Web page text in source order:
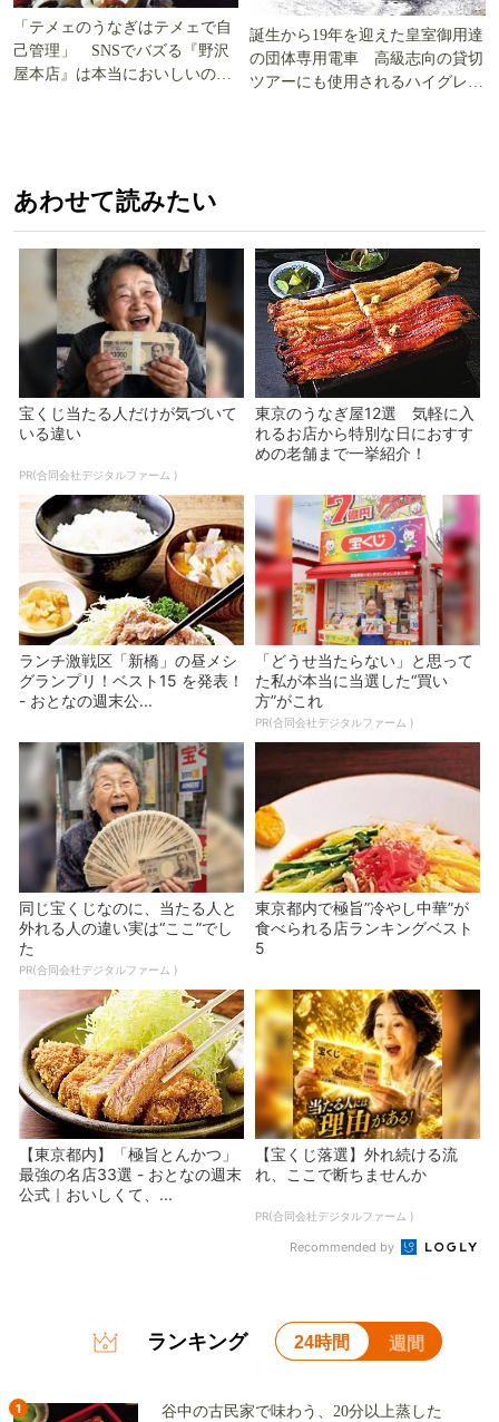
「テメェのうなぎはテメェで自
己管理」 SNSでバズる『野沢
屋本店』は本当においしいの
誕生から19年を迎えた皇室御用達
の団体専用電車 高級志向の貸切
ツアーにも使用されるハイグレー
あわせて読みたい
宝くじ当たる人だけが気づいて
いる違い
PR(合同会社デジタルファーム )
東京のうなぎ屋12選 気軽に入
れるお店から特別な日におすす
めの老舗まで一挙紹介！
ランチ激戦区「新橋」の昼メシ
グランプリ！ベスト15 を発表！
- おとなの週末公...
「どうせ当たらない」と思って
た私が本当に当選した“買い
方”がこれ
PR(合同会社デジタルファーム )
同じ宝くじなのに、当たる人と
外れる人の違い実は“ここ”でし
た
PR(合同会社デジタルファーム )
東京都内で極旨”冷やし中華”が
食べられる店ランキングベスト
5
【東京都内】「極旨とんかつ」
最強の名店33選 - おとなの週末
公式｜おいしくて、...
【宝くじ落選】外れ続ける流
れ、ここで断ちませんか
PR(合同会社デジタルファーム )
Recommended by
ランキング 24時間 週間
1
谷中の古民家で味わう、20分以上蒸した